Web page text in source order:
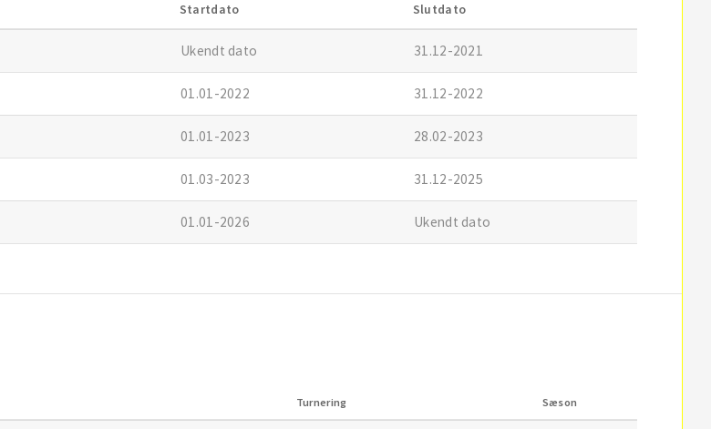
Startdato Slutdato
Ukendt dato 31.12-2021
01.01-2022 31.12-2022
01.01-2023 28.02-2023
01.03-2023 31.12-2025
01.01-2026 Ukendt dato
Turnering Sæson